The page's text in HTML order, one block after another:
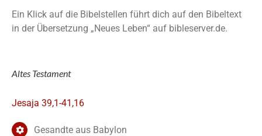
Ein Klick auf die Bibelstellen führt dich auf den Bibeltext
in der Übersetzung „Neues Leben“ auf bibleserver.de.
Altes Testament
Jesaja 39,1-41,16
Gesandte aus Babylon